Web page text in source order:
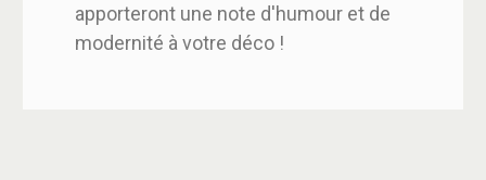
apporteront une note d'humour et de
modernité à votre déco !